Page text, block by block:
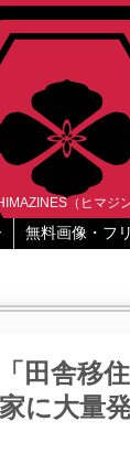
（ヒマジ
無料画像・フ
田舎移
に大量